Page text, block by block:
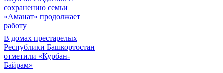
сохранению семьи
«Аманат» продолжает
работу
В домах престарелых
Республики Башкортостан
отметили «Курбан-
Байрам»